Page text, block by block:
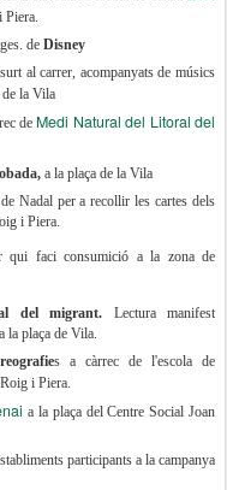
de Disney
al carrer, acompanyats de músics
de la Vila
de Medi Natural del Litoral del
, a la plaça de la Vila
Nadal per a recollir les cartes dels
i Piera.
qui faci consumició a la zona de
del migrant. Lectura manifest
la plaça de Vila.
s a càrrec de l'escola de
i Piera.
a la plaça del Centre Social Joan
participants a la campanya